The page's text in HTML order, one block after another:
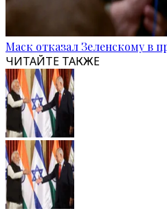
Маск отказал Зеленскому в
ЧИТАЙТЕ ТАКЖЕ